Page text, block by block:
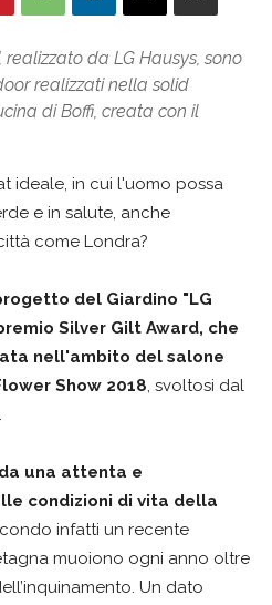
realizzato da LG Hausys, sono
realizzati nella solid
di Boffi, creata con il
ideale, in cui l'uomo possa
e in salute, anche
come Londra?
del Giardino "LG
Silver Gilt Award, che
nell'ambito del salone
Show 2018, svoltosi dal
una attenta e
condizioni di vita della
infatti un recente
muoiono ogni anno oltre
Un dato